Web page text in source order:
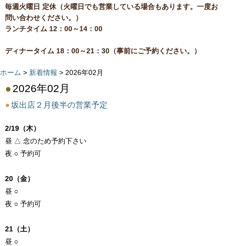
毎週火曜日 定休（火曜日でも営業している場合もあります。一度お
問い合わせください。）
ランチタイム 12：00～14：00
ディナータイム 18：00～21：30（事前にご予約ください。）
ホーム > 新着情報 > 2026年02月
● 2026年02月
●坂出店２月後半の営業予定
2/19（木）
昼 △ 念のため予約下さい
夜 ○ 予約可
20（金）
昼 ○
夜 ○ 予約可
21（土）
昼 ○